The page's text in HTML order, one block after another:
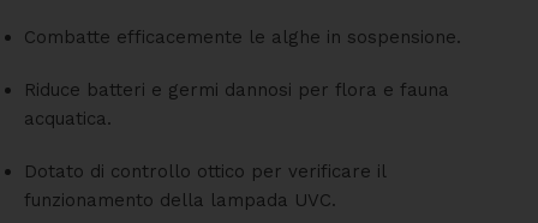
Combatte efficacemente le alghe in sospensione.
Riduce batteri e germi dannosi per flora e fauna
acquatica.
Dotato di controllo ottico per verificare il
funzionamento della lampada UVC.